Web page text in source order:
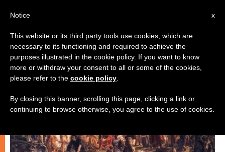
CHIESE LOCALI
x
Notice
This website or its third party tools use cookies, which are
necessary to its functioning and required to achieve the
purposes illustrated in the cookie policy. If you want to know
more or withdraw your consent to all or some of the cookies,
please refer to the cookie policy
By closing this banner, scrolling this page, clicking a link or
continuing to browse otherwise, you agree to the use of cookies.